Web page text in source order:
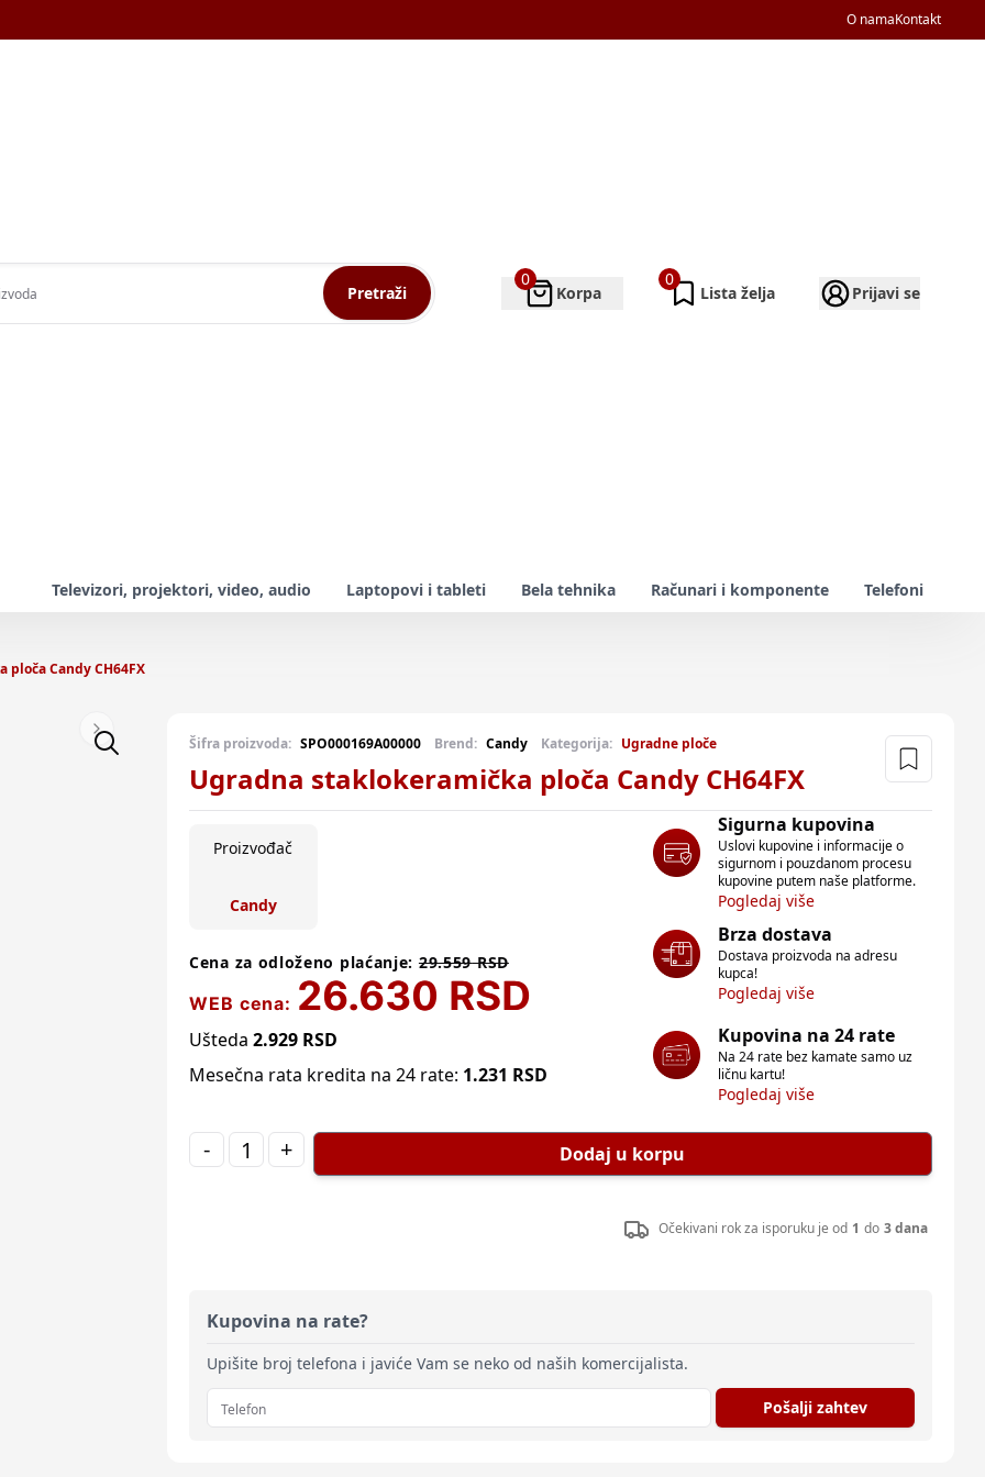
O namaKontakt
Pretraži
0
Korpa
0
Lista želja Prijavi se
Televizori, projektori, video, audio Laptopovi i tableti Bela tehnika Računari i komponente Telefoni
ploča Candy CH64FX
Next slide Šifra proizvoda: SPO000169A00000 Brend: Candy Kategorija: Ugradne ploče
Ugradna staklokeramička ploča Candy CH64FX
Proizvođač
Candy
Cena za odloženo plaćanje: 29.559RSD
WEB cena: 26.630 RSD
Ušteda 2.929 RSD
Mesečna rata kredita na 24 rate: 1.231 RSD
Sigurna kupovina
Uslovi kupovine i informacije o
sigurnom i pouzdanom procesu
kupovine putem naše platforme.
Pogledaj više
Brza dostava
Dostava proizvoda na adresu
kupca!
Pogledaj više
Kupovina na 24 rate
Na 24 rate bez kamate samo uz
ličnu kartu!
Pogledaj više
- + Dodaj u korpu
Očekivani rok za isporuku je od 1 do 3 dana
Kupovina na rate?
Upišite broj telefona i javiće Vam se neko od naših komercijalista.
Pošalji zahtev